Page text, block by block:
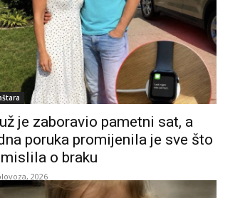
je zaboravio pametni sat, a
poruka promijenila je sve što
o braku
2026